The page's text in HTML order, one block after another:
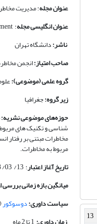
13
عنوان مجله: مدیریت
عنوان انگلیسی مجله: Environmental Hazards Management
ناشر:دانشگاه تهران
صاحب امتیاز:انجمن
گروه علمی (موضوعی):
زیر گروه:جغرافیا
حوزه‌های موضوعی نشریه:
مربوط به مخاطرات.
تاریخ آغاز اعتبار: 13/ 03/ 1393 توسط کمیسیون بررسی نشریات علمی کشور
میانگین بازه زمانی بررسی
سیاست داوری:دوسوکور